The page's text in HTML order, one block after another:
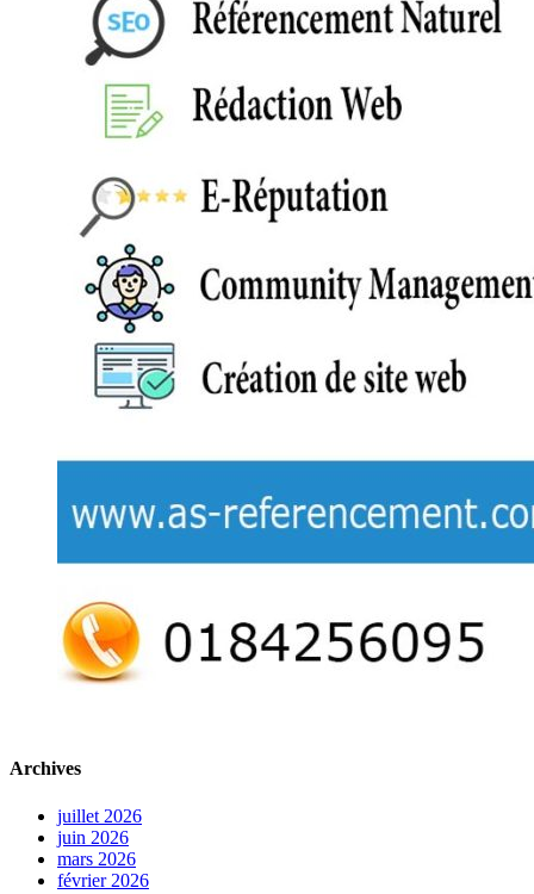
Archives
juillet 2026
juin 2026
mars 2026
février 2026